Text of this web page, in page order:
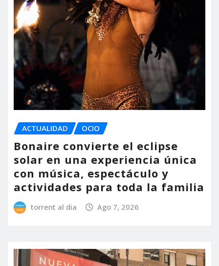
ACTUALIDAD OCIO
Bonaire convierte el eclipse
solar en una experiencia única
con música, espectáculo y
actividades para toda la familia
torrent al dia Ago 7, 2026